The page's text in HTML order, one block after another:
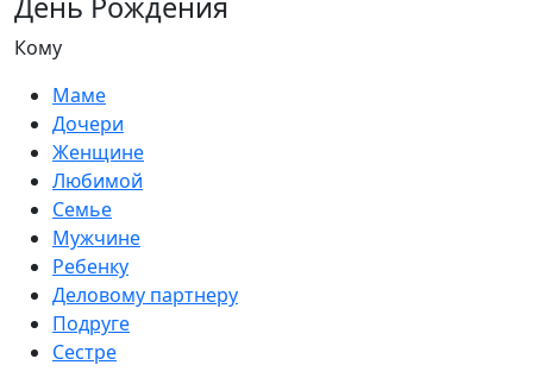
Кому
Маме
Дочери
Женщине
Любимой
Семье
Мужчине
Ребенку
Деловому партнеру
Подруге
Сестре